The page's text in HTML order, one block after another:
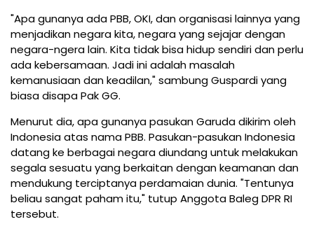
"Apa gunanya ada PBB, OKI, dan organisasi lainnya yang
menjadikan negara kita, negara yang sejajar dengan
negara-ngera lain. Kita tidak bisa hidup sendiri dan perlu
ada kebersamaan. Jadi ini adalah masalah
kemanusiaan dan keadilan," sambung Guspardi yang
biasa disapa Pak GG.
Menurut dia, apa gunanya pasukan Garuda dikirim oleh
Indonesia atas nama PBB. Pasukan-pasukan Indonesia
datang ke berbagai negara diundang untuk melakukan
segala sesuatu yang berkaitan dengan keamanan dan
mendukung terciptanya perdamaian dunia. "Tentunya
beliau sangat paham itu," tutup Anggota Baleg DPR RI
tersebut.